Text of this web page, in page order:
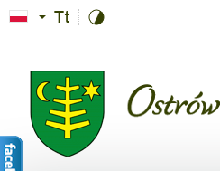
Przejdź do treści